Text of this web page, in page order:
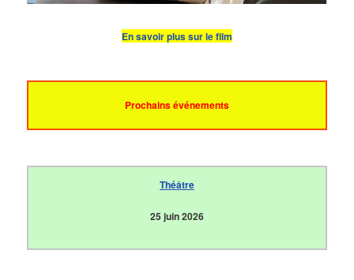
En savoir plus sur le film
Prochains événements
Théâtre
25 juin 2026